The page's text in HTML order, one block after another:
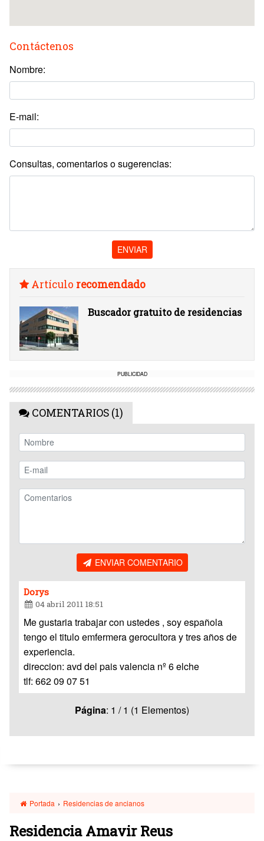
Contáctenos
Nombre:
E-mail:
Consultas, comentarios o sugerencias:
ENVIAR
Artículo recomendado
Buscador gratuito de residencias
PUBLICIDAD
COMENTARIOS (1)
ENVIAR COMENTARIO
Dorys
04 abril 2011 18:51
Me gustaria trabajar con ustedes , soy española
tengo el titulo emfermera gerocultora y tres años de
experiencia.
direccion: avd del pais valencia nº 6 elche
tlf: 662 09 07 51
Página: 1 / 1 (1 Elementos)
Portada › Residencias de ancianos
Residencia Amavir Reus